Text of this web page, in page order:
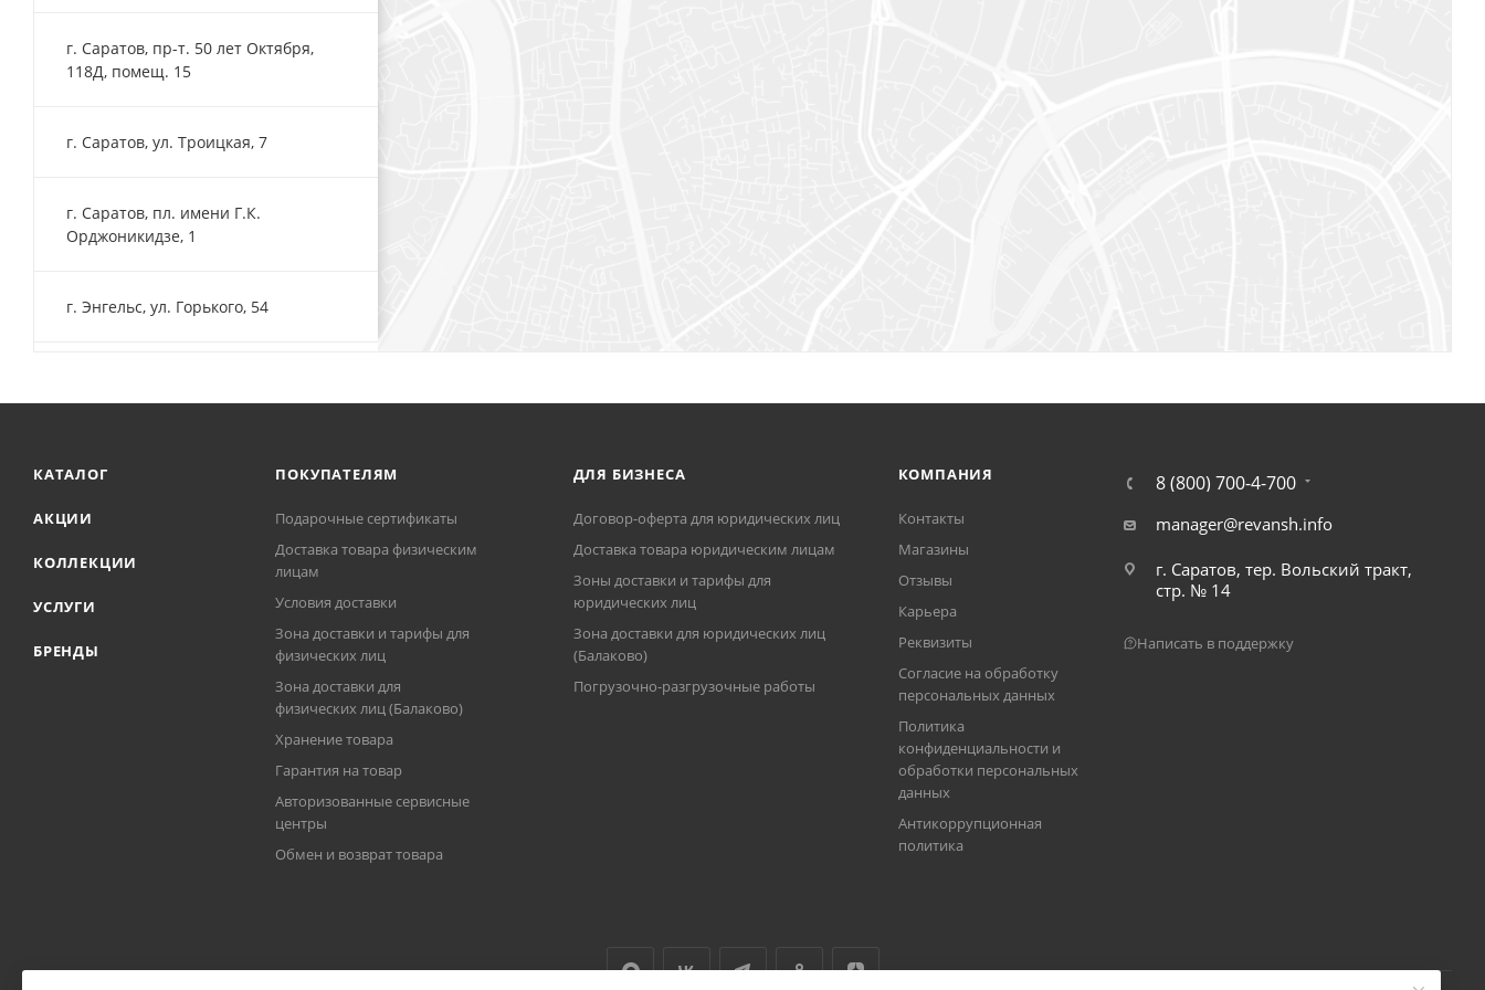
г. Саратов, пр-т. 50 лет Октября,
118Д, помещ. 15
г. Саратов, ул. Троицкая, 7
г. Саратов, пл. имени Г.К.
Орджоникидзе, 1
г. Энгельс, ул. Горького, 54
КАТАЛОГ
АКЦИИ
КОЛЛЕКЦИИ
УСЛУГИ
БРЕНДЫ
ПОКУПАТЕЛЯМ
Подарочные сертификаты
Доставка товара физическим
лицам
Условия доставки
Зона доставки и тарифы для
физических лиц
Зона доставки для
физических лиц (Балаково)
Хранение товара
Гарантия на товар
Авторизованные сервисные
центры
Обмен и возврат товара
ДЛЯ БИЗНЕСА
Договор-оферта для юридических лиц
Доставка товара юридическим лицам
Зоны доставки и тарифы для
юридических лиц
Зона доставки для юридических лиц
(Балаково)
Погрузочно-разгрузочные работы
КОМПАНИЯ
Контакты
Магазины
Отзывы
Карьера
Реквизиты
Согласие на обработку
персональных данных
Политика
конфиденциальности и
обработки персональных
данных
Антикоррупционная
политика
8 (800) 700-4-700
manager@revansh.info
г. Саратов, тер. Вольский тракт,
стр. № 14
Написать в поддержку